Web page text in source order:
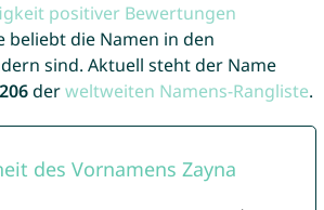
positiver Bewertungen
beliebt die Namen in den
sind. Aktuell steht der Name
derweltweiten Namens-Rangliste.